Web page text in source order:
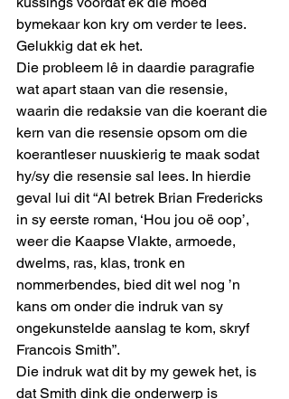
bymekaar kon kry om verder te lees.
Gelukkig dat ek het.
Die probleem lê in daardie paragrafie
wat apart staan van die resensie,
waarin die redaksie van die koerant die
kern van die resensie opsom om die
koerantleser nuuskierig te maak sodat
hy/sy die resensie sal lees. In hierdie
geval lui dit “Al betrek Brian Fredericks
in sy eerste roman, ‘Hou jou oë oop’,
weer die Kaapse Vlakte, armoede,
dwelms, ras, klas, tronk en
nommerbendes, bied dit wel nog ’n
kans om onder die indruk van sy
ongekunstelde aanslag te kom, skryf
Francois Smith”.
Die indruk wat dit by my gewek het, is
dat Smith dink die onderwerp is